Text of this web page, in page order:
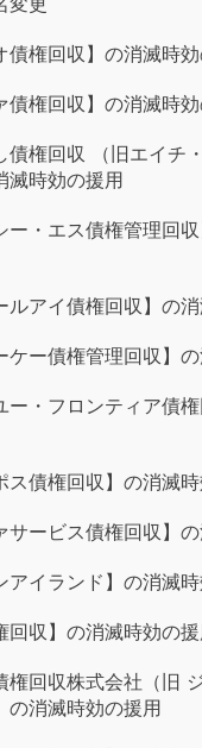
債権回収】の消滅時
債権回収】の消滅時
債権回収 （旧エイチ
滅時効の援用
ー・エス債権管理回
ルアイ債権回収】の
ケー債権管理回収】
ー・フロンティア債
ス債権回収】の消滅
サービス債権回収】
アイランド】の消滅
回収】の消滅時効の
権回収株式会社（旧
の消滅時効の援用